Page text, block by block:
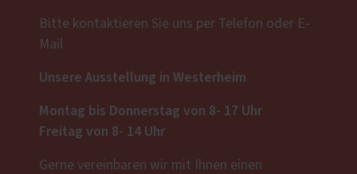
Bitte kontaktieren Sie uns per Telefon oder E-
Mail
Unsere Ausstellung in Westerheim
Montag bis Donnerstag von 8- 17 Uhr
Freitag von 8- 14 Uhr
Gerne vereinbaren wir mit Ihnen einen